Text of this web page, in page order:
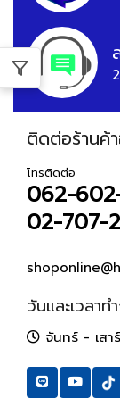
ติดต่อร้านค้
โทรติดต่อ
062-
02-707-
วันและเวลาท
จันทร์ - เส